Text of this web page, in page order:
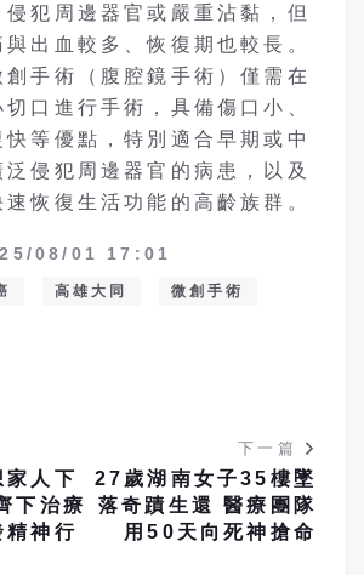
犯周邊器官或嚴重沾黏，但
出血較多、恢復期也較長。
手術（腹腔鏡手術）僅需在
口進行手術，具備傷口小、
等優點，特別適合早期或中
侵犯周邊器官的病患，以及
恢復生活功能的高齡族群。
08/01 17:01
高雄大同 微創手術
家人下
下治療
精神行
下一篇
27歲湖南女子35樓墜
落奇蹟生還 醫療團隊
用50天向死神搶命